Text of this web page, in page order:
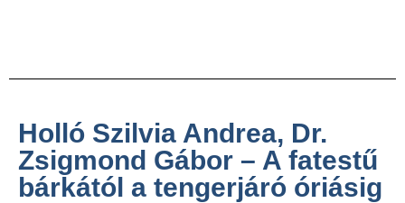
Holló Szilvia Andrea, Dr.
Zsigmond Gábor – A fatestű
bárkától a tengerjáró óriásig